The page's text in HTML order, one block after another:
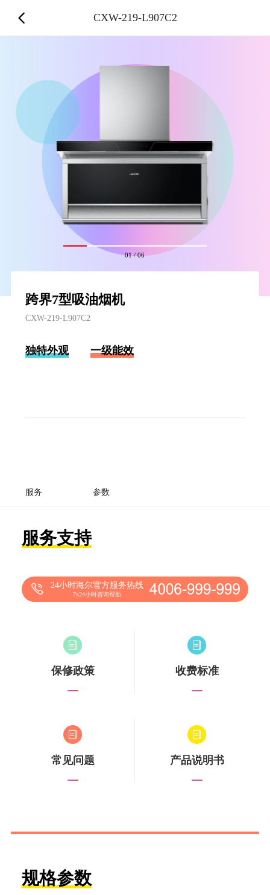
01/06
跨界7型吸油烟机
CXW-219-L907C2
独特外观 一级能效
服务 参数
服务支持
24小时海尔官方服务热线
7x24小时咨询帮助
保修政策 收费标准
常见问题 产品说明书
规格参数
CXW-219-L907C2